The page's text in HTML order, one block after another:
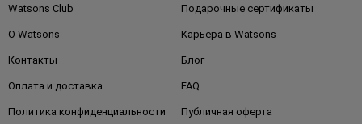
Watsons Club Подарочные сертификаты
О Watsons Карьера в Watsons
Контакты Блог
Оплата и доставка FAQ
Политика конфиденциальности Публичная оферта